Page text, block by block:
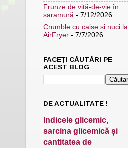
Frunze de viță-de-vie în
saramură - 7/12/2026
Crumble cu caise și nuci la
AirFryer - 7/7/2026
FACEȚI CĂUTĂRI PE
ACEST BLOG
DE ACTUALITATE !
Indicele glicemic,
sarcina glicemică și
cantitatea de